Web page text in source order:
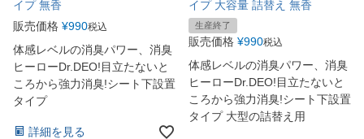
イプ 無香
販売価格 ¥990税込
体感レベルの消臭パワー、消臭
ヒーローDr.DEO!目立たないと
ころから強力消臭!シート下設置
タイプ
詳細を見る
イプ 大容量 詰替え 無香
生産終了
販売価格 ¥990税込
体感レベルの消臭パワー、消臭
ヒーローDr.DEO!目立たないと
ころから強力消臭!シート下設置
タイプ 大型の詰替え用